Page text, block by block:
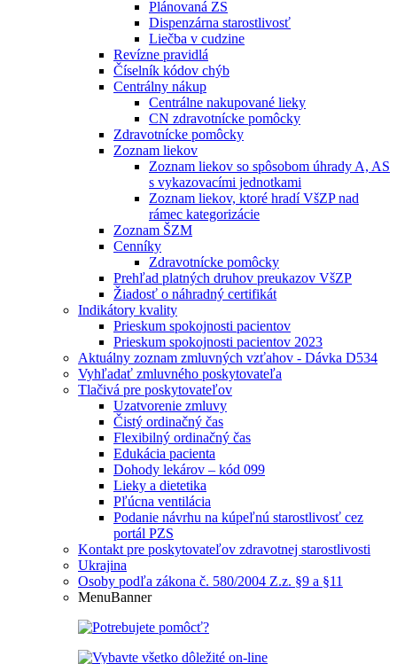
Plánovaná ZS
Dispenzárna starostlivosť
Liečba v cudzine
Revízne pravidlá
Číselník kódov chýb
Centrálny nákup
Centrálne nakupované lieky
CN zdravotnícke pomôcky
Zdravotnícke pomôcky
Zoznam liekov
Zoznam liekov so spôsobom úhrady A, AS
s vykazovacími jednotkami
Zoznam liekov, ktoré hradí VšZP nad
rámec kategorizácie
Zoznam ŠZM
Cenníky
Zdravotnícke pomôcky
Prehľad platných druhov preukazov VšZP
Žiadosť o náhradný certifikát
Indikátory kvality
Prieskum spokojnosti pacientov
Prieskum spokojnosti pacientov 2023
Aktuálny zoznam zmluvných vzťahov - Dávka D534
Vyhľadať zmluvného poskytovateľa
Tlačivá pre poskytovateľov
Uzatvorenie zmluvy
Čistý ordinačný čas
Flexibilný ordinačný čas
Edukácia pacienta
Dohody lekárov – kód 099
Lieky a dietetika
Pľúcna ventilácia
Podanie návrhu na kúpeľnú starostlivosť cez
portál PZS
Kontakt pre poskytovateľov zdravotnej starostlivosti
Ukrajina
Osoby podľa zákona č. 580/2004 Z.z. §9 a §11
MenuBanner